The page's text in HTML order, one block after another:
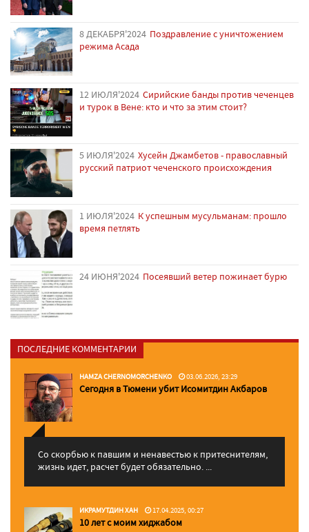
8 ДЕКАБРЯ'2024 Поздравление с уничтожением
режима Асада
12 ИЮЛЯ'2024 Сирийские банды против чеченцев
и турок в Вене: кто и что за этим стоит?
5 ИЮЛЯ'2024 Хусейн Джамбетов - православный
русский патриот чеченского происхождения
1 ИЮЛЯ'2024 К успешным мусульманам: прошло
время петлять
24 ИЮНЯ'2024 Посеявший ветер пожинает бурю
ПОСЛЕДНИЕ КОММЕНТАРИИ
HAMZA CHERNOMORCHENKO 03.06.2026, 23:29
Сегодня в Тюмени убит Исомитдин Акбаров
Со скорбью к павшим и ненавестью к притеснителям,
жизнь идет, расчет будет обязательно. ...
ИКРАМУТДИН ХАН 17.04.2025, 00:27
10 лет с моим хиджабом